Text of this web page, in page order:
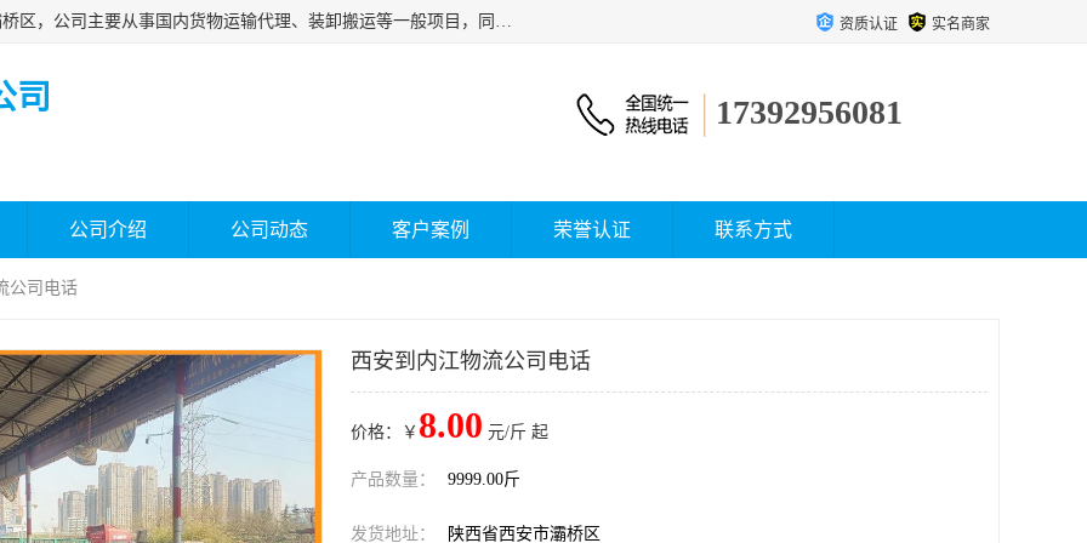
西安福鸿祥物流有限公司成立于2021年，位于陕西省西安市灞桥区，公司主要从事国内货物运输代理、装卸搬运等一般项目，同时具备道路货物运输（不含危险货物）的许可资质。凭借专业的物流服务和*的运输能力，公司致力于为客户提供安全、可靠的物流解决方案，满足多样化的运输需求，助力企业*运营。 资质认证 实名商家
司 17392956081
公司介绍 公司动态 客户案例 荣誉认证 联系方式
公司电话
西安到内江物流公司电话
价格：￥ 8.00 元/斤 起
产品数量： 9999.00斤
发货地址： 陕西省西安市灞桥区